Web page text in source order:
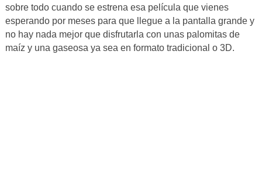
sobre todo cuando se estrena esa película que vienes
esperando por meses para que llegue a la pantalla grande y
no hay nada mejor que disfrutarla con unas palomitas de
maíz y una gaseosa ya sea en formato tradicional o 3D.